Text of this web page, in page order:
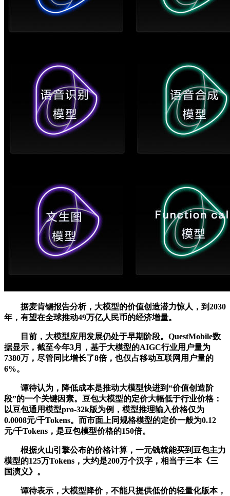
据麦肯锡报告分析，大模型的价值创造潜力惊人，到2030
年，有望在全球推动49万亿人民币的经济增量。
目前，大模型应用发展仍处于早期阶段。QuestMobile数
据显示，截至今年3月，基于大模型的AIGC行业用户量为
7380万，尽管同比增长了8倍，也仅占移动互联网用户量的
6%。
谭待认为，降低成本是推动大模型快进到“价值创造阶
段”的一个关键因素。豆包大模型的定价大幅低于行业价格：
以豆包通用模型pro-32k版为例，模型推理输入价格仅为
0.0008元/千Tokens。而市面上同规格模型的定价一般为0.12
元/千Tokens，是豆包模型价格的150倍。
根据火山引擎公布的价格计算，一元钱就能买到豆包主力
模型的125万Tokens，大约是200万个汉字，相当于三本《三
国演义》。
谭待表示，大模型降价，不能只提供低价的轻量化版本，